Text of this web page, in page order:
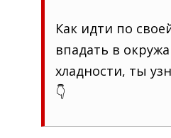
Как идти по
впадать в
хладности, ты
👇